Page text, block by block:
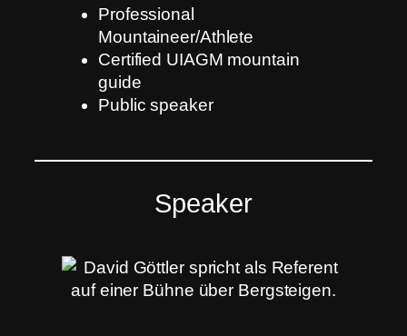
Professional
Mountaineer/Athlete
Certified UIAGM mountain
guide
Public speaker
Speaker